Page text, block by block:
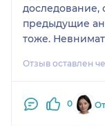
доследование,
предыдущие
тоже.
не
выбрать врача.
Отзыв оставлен
0